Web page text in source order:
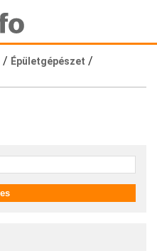
/ Épületgépészet /